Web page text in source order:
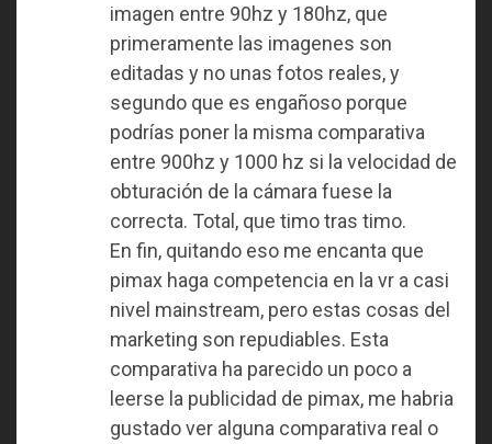
imagen entre 90hz y 180hz, que
primeramente las imagenes son
editadas y no unas fotos reales, y
segundo que es engañoso porque
podrías poner la misma comparativa
entre 900hz y 1000 hz si la velocidad de
obturación de la cámara fuese la
correcta. Total, que timo tras timo.
En fin, quitando eso me encanta que
pimax haga competencia en la vr a casi
nivel mainstream, pero estas cosas del
marketing son repudiables. Esta
comparativa ha parecido un poco a
leerse la publicidad de pimax, me habria
gustado ver alguna comparativa real o